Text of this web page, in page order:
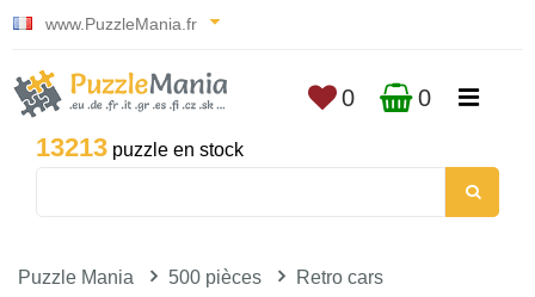
www.PuzzleMania.fr
13213 puzzle en stock
0 0
Puzzle Mania 500 pièces
Retro cars